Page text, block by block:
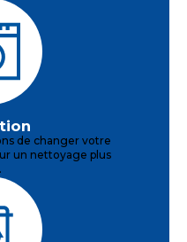
de changer votre
un nettoyage plus